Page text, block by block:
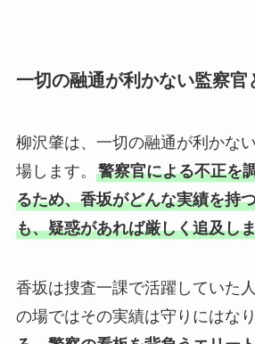
一切の融通が利かない監察官
柳沢肇は、一切の融通が利かな
場します。 警察官による不正を
るため、香坂がどんな実績を持
も、疑惑があれば厳しく追及し
香坂は捜査一課で活躍していた
の場ではその実績は守りにはなり